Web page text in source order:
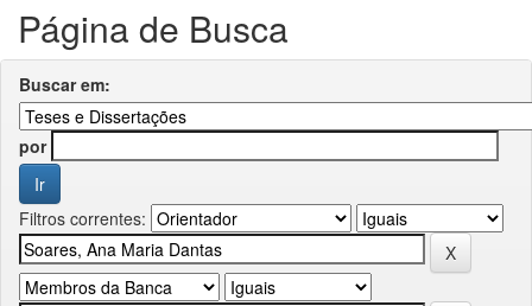
Página de Busca
Buscar em:
por
Filtros correntes: